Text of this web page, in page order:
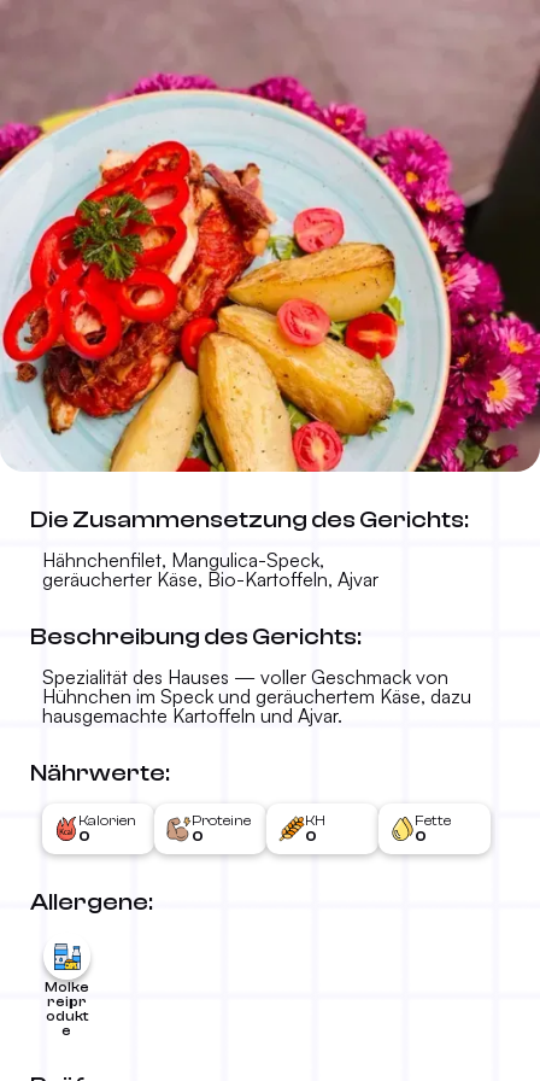
Cićevacki-Steak
Die Zusammensetzung des Gerichts:
Hähnchenfilet, Mangulica-Speck,
geräucherter Käse, Bio-Kartoffeln, Ajvar
Beschreibung des Gerichts:
Spezialität des Hauses — voller Geschmack von
Hühnchen im Speck und geräuchertem Käse, dazu
hausgemachte Kartoffeln und Ajvar.
Nährwerte:
Kalorien
0
Proteine
0
KH
0
Fette
0
Allergene:
Molke
reipr
odukt
e